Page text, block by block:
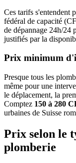
Ces tarifs s'entendent
fédéral de capacité
de dépannage 24h/24
justifiés par la
Prix minimum
Presque tous les
même pour une
le déplacement, la
Comptez 150 à 280
urbaines de Suisse
Prix selon le
plomberie